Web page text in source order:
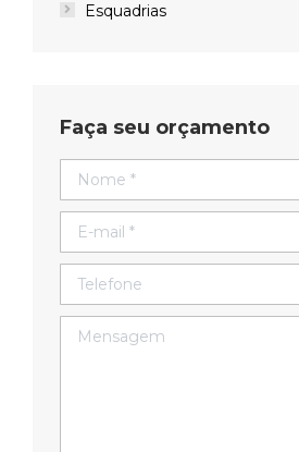
Esquadrias
Faça seu orçamento
Nome *
E-mail *
Telefone
Mensagem